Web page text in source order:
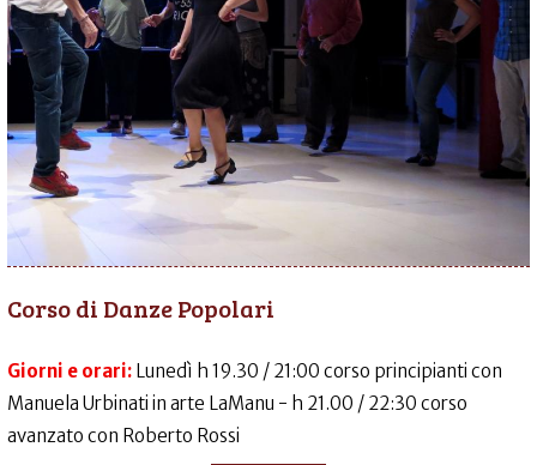
Corso di Danze Popolari
Giorni e orari: Lunedì h 19.30 / 21:00 corso principianti con
Manuela Urbinati in arte LaManu - h 21.00 / 22:30 corso
avanzato con Roberto Rossi